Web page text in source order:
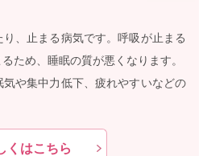
、止まる病気です。呼吸が止まる
ため、睡眠の質が悪くなります。
や集中力低下、疲れやすいなどの
くはこちら